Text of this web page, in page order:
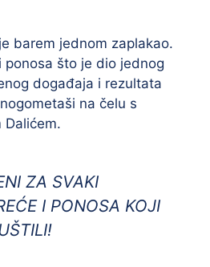
barem jednom zaplakao.
ponosa što je dio jednog
događaja i rezultata
na čelu s
Dalićem.
ZA SVAKI
I PONOSA KOJI